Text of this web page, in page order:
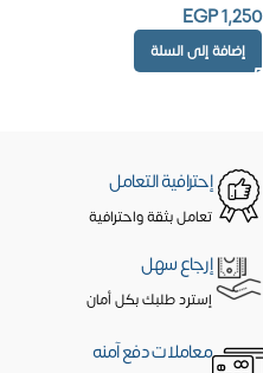
EGP1,250
إضافة إلى السلة
إحترافية التعامل
تعامل بثقة واحترافية
إرجاع سهل
إسترد طلبك بكل أمان
معاملات دفع آمنه